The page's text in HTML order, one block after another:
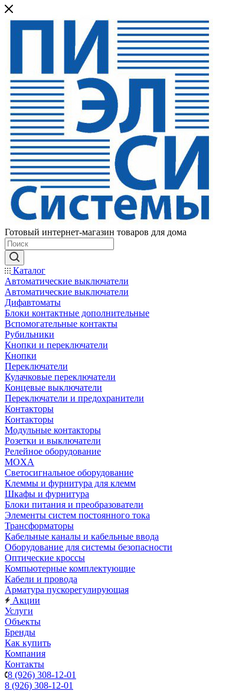
Готовый интернет-магазин товаров для дома
Каталог
Автоматические выключатели
Автоматические выключатели
Дифавтоматы
Блоки контактные дополнительные
Вспомогательные контакты
Рубильники
Кнопки и переключатели
Кнопки
Переключатели
Кулачковые переключатели
Концевые выключатели
Переключатели и предохранители
Контакторы
Контакторы
Модульные контакторы
Розетки и выключатели
Релейное оборудование
MOXA
Светосигнальное оборудование
Клеммы и фурнитура для клемм
Шкафы и фурнитура
Блоки питания и преобразователи
Элементы систем постоянного тока
Трансформаторы
Кабельные каналы и кабельные ввода
Оборудование для системы безопасности
Оптические кроссы
Компьютерные комплектующие
Кабели и провода
Арматура пускорегулирующая
Акции
Услуги
Объекты
Бренды
Как купить
Компания
Контакты
8 (926) 308-12-01
8 (926) 308-12-01